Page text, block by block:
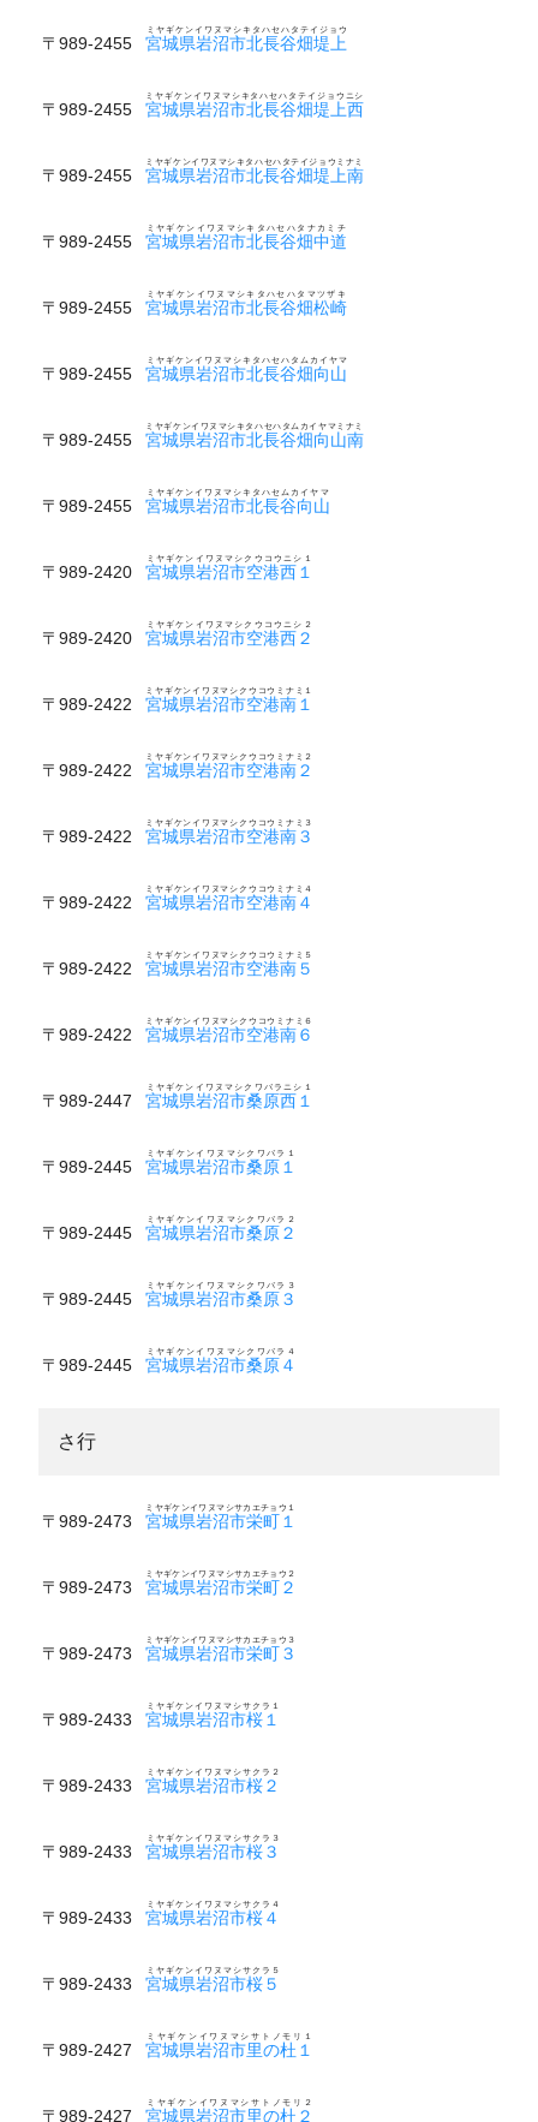
〒989-2455 宮城県岩沼市北長谷畑堤上
ミヤギケンイワヌマシキタハセハタテイジョウ
〒989-2455 宮城県岩沼市北長谷畑堤上西
ミヤギケンイワヌマシキタハセハタテイジョウニシ
〒989-2455 宮城県岩沼市北長谷畑堤上南
ミヤギケンイワヌマシキタハセハタテイジョウミナミ
〒989-2455 宮城県岩沼市北長谷畑中道
ミヤギケンイワヌマシキタハセハタナカミチ
〒989-2455 宮城県岩沼市北長谷畑松崎
ミヤギケンイワヌマシキタハセハタマツザキ
〒989-2455 宮城県岩沼市北長谷畑向山
ミヤギケンイワヌマシキタハセハタムカイヤマ
〒989-2455 宮城県岩沼市北長谷畑向山南
ミヤギケンイワヌマシキタハセハタムカイヤマミナミ
〒989-2455 宮城県岩沼市北長谷向山
ミヤギケンイワヌマシキタハセムカイヤマ
〒989-2420 宮城県岩沼市空港西１
ミヤギケンイワヌマシクウコウニシ１
〒989-2420 宮城県岩沼市空港西２
ミヤギケンイワヌマシクウコウニシ２
〒989-2422 宮城県岩沼市空港南１
ミヤギケンイワヌマシクウコウミナミ１
〒989-2422 宮城県岩沼市空港南２
ミヤギケンイワヌマシクウコウミナミ２
〒989-2422 宮城県岩沼市空港南３
ミヤギケンイワヌマシクウコウミナミ３
〒989-2422 宮城県岩沼市空港南４
ミヤギケンイワヌマシクウコウミナミ４
〒989-2422 宮城県岩沼市空港南５
ミヤギケンイワヌマシクウコウミナミ５
〒989-2422 宮城県岩沼市空港南６
ミヤギケンイワヌマシクウコウミナミ６
〒989-2447 宮城県岩沼市桑原西１
ミヤギケンイワヌマシクワバラニシ１
〒989-2445 宮城県岩沼市桑原１
ミヤギケンイワヌマシクワバラ１
〒989-2445 宮城県岩沼市桑原２
ミヤギケンイワヌマシクワバラ２
〒989-2445 宮城県岩沼市桑原３
ミヤギケンイワヌマシクワバラ３
〒989-2445 宮城県岩沼市桑原４
ミヤギケンイワヌマシクワバラ４
さ行
〒989-2473 宮城県岩沼市栄町１
ミヤギケンイワヌマシサカエチョウ１
〒989-2473 宮城県岩沼市栄町２
ミヤギケンイワヌマシサカエチョウ２
〒989-2473 宮城県岩沼市栄町３
ミヤギケンイワヌマシサカエチョウ３
〒989-2433 宮城県岩沼市桜１
ミヤギケンイワヌマシサクラ１
〒989-2433 宮城県岩沼市桜２
ミヤギケンイワヌマシサクラ２
〒989-2433 宮城県岩沼市桜３
ミヤギケンイワヌマシサクラ３
〒989-2433 宮城県岩沼市桜４
ミヤギケンイワヌマシサクラ４
〒989-2433 宮城県岩沼市桜５
ミヤギケンイワヌマシサクラ５
〒989-2427 宮城県岩沼市里の杜１
ミヤギケンイワヌマシサトノモリ１
〒989-2427 宮城県岩沼市里の杜２
ミヤギケンイワヌマシサトノモリ２